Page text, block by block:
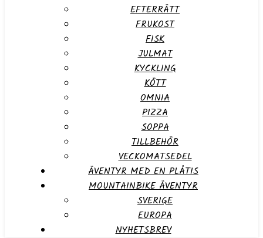
EFTERRÄTT
FRUKOST
FISK
JULMAT
KYCKLING
KÖTT
OMNIA
PIZZA
SOPPA
TILLBEHÖR
VECKOMATSEDEL
ÄVENTYR MED EN PLÅTIS
MOUNTAINBIKE ÄVENTYR
SVERIGE
EUROPA
NYHETSBREV